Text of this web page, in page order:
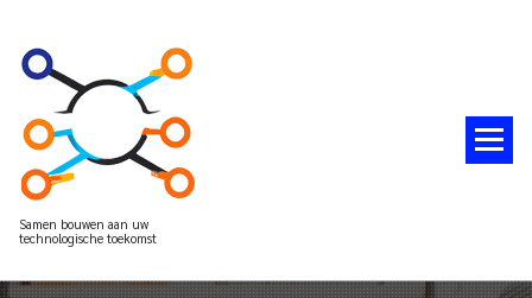
Samen bouwen aan uw
technologische toekomst